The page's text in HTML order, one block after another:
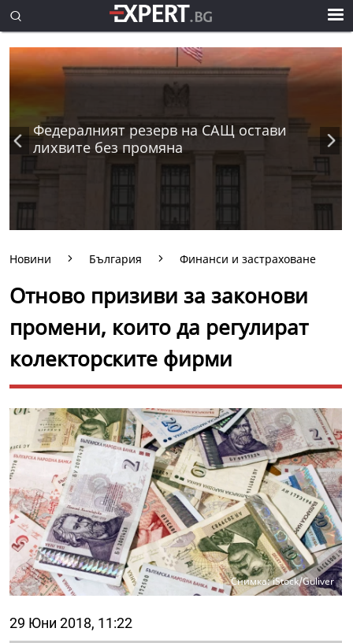
Федералният резерв на САЩ остави
лихвите без промяна
Новини България Финанси и застраховане
Отново призиви за законови
промени, които да регулират
колекторските фирми
Снимка: iStock/Guliver
29 Юни 2018, 11:22